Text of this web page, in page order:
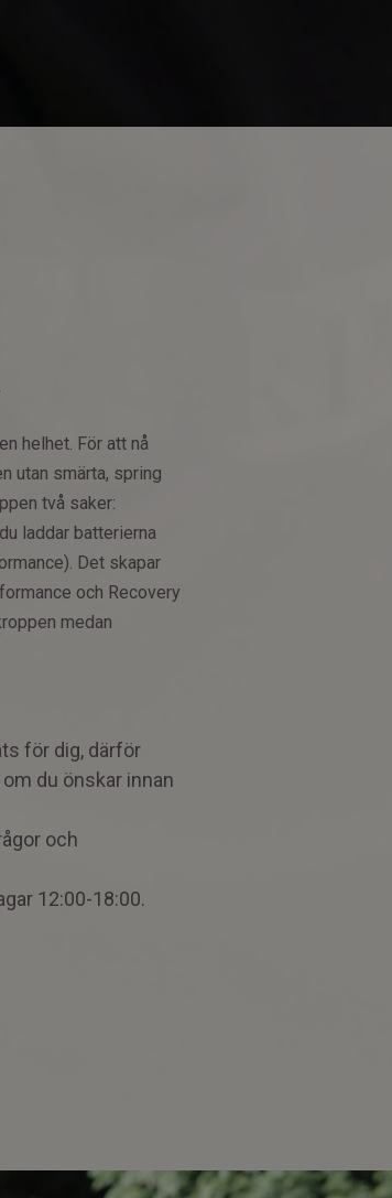
helhet. För att nå
utan smärta, spring
två saker:
laddar batterierna
Det skapar
och Recovery
medan
för dig, därför
du önskar innan
och
12:00-18:00.